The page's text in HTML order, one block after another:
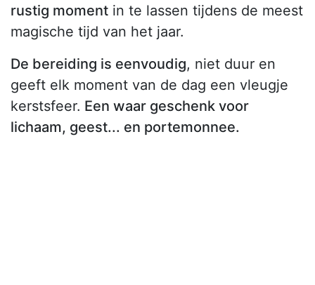
rustig moment in te lassen tijdens de meest
magische tijd van het jaar.
De bereiding is eenvoudig, niet duur en
geeft elk moment van de dag een vleugje
kerstsfeer. Een waar geschenk voor
lichaam, geest... en portemonnee.